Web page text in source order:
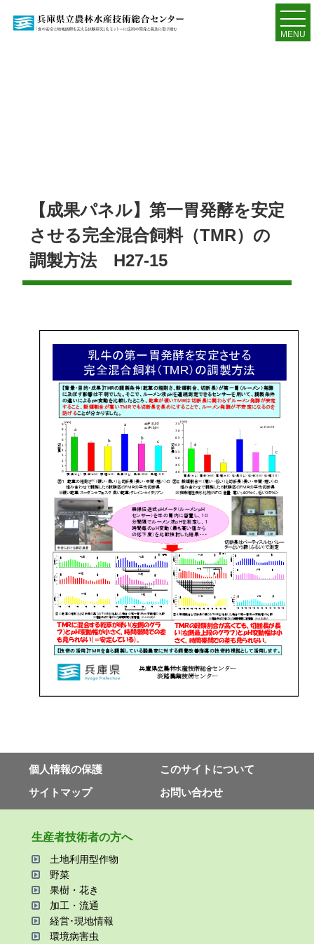
MENU
【成果パネル】第一胃発酵を安定
させる完全混合飼料（TMR）の
調製方法 H27-15
個⼈情報の保護
このサイトについて
サイトマップ
お問い合わせ
⽣産者技術者の⽅へ
⼟地利⽤型作物
野菜
果樹・花き
加⼯・流通
経営･現地情報
環境病害⾍